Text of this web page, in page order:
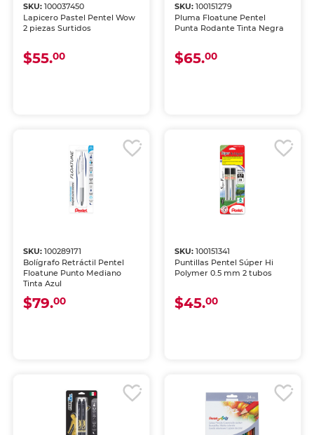
SKU:100037450
Lapicero Pastel Pentel Wow
2 piezas Surtidos
$55.00
SKU: 100151279
Pluma Floatune Pentel
Punta Rodante Tinta Negra
$65.00
SKU:100289171
Bolígrafo Retráctil Pentel
Floatune Punto Mediano
Tinta Azul
$79.00
SKU: 100151341
Puntillas Pentel Súper Hi
Polymer 0.5 mm 2 tubos
$45.00